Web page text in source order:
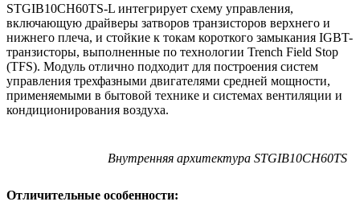
STGIB10CH60TS-L интегрирует схему управления,
включающую драйверы затворов транзисторов верхнего и
нижнего плеча, и стойкие к токам короткого замыкания IGBT-
транзисторы, выполненные по технологии Trench Field Stop
(TFS). Модуль отлично подходит для построения систем
управления трехфазными двигателями средней мощности,
применяемыми в бытовой технике и системах вентиляции и
кондиционирования воздуха.
Внутренняя архитектура STGIB10CH60TS
Отличительные особенности: